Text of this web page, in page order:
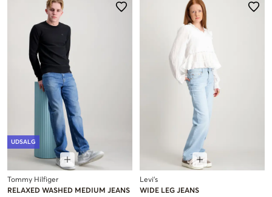
UDSALG
Tommy Hilfiger
RELAXED WASHED MEDIUM JEANS
Levi's
WIDE LEG JEANS